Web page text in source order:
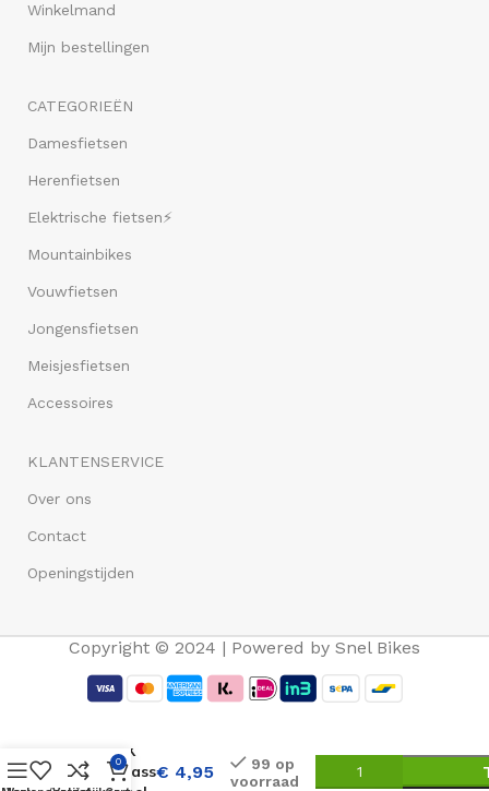
Winkelmand
Mijn bestellingen
CATEGORIEËN
Damesfietsen
Herenfietsen
Elektrische fietsen⚡
Mountainbikes
Vouwfietsen
Jongensfietsen
Meisjesfietsen
Accessoires
KLANTENSERVICE
Over ons
Contact
Openingstijden
Copyright © 2024 | Powered by Snel Bikes
FALKX
Compass€ 4,95
99 op
voorraad
0